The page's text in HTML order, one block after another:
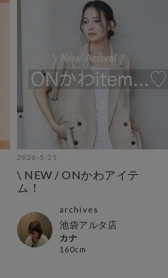
2026-5-21
\ NEW / ONかわアイテ
ム！
archives
池袋アルタ店
カナ
160cm